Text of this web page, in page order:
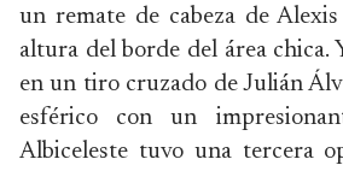
un remate de cabeza de
altura del borde del área chica.
en un tiro cruzado de Julián
esférico con un
Albiceleste tuvo una tercera